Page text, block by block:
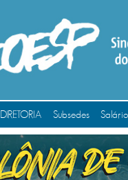
DIRETORIA Subsedes